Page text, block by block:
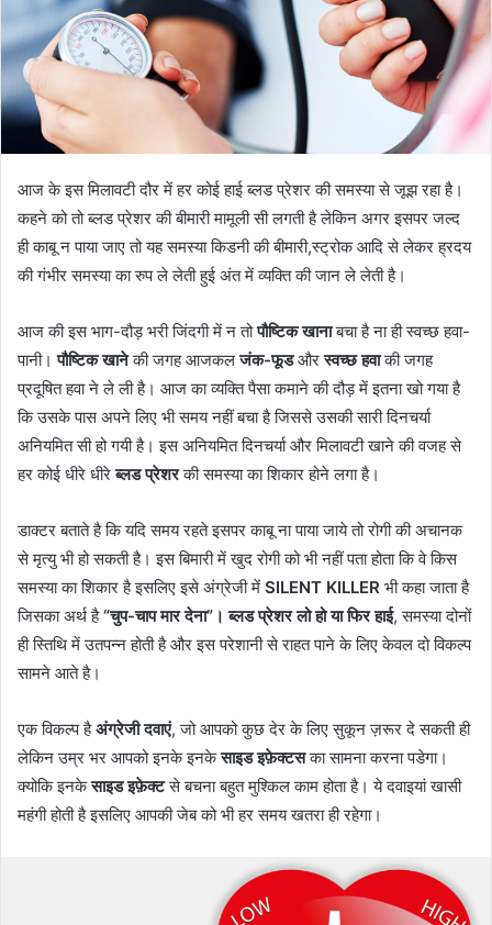
आज के इस मिलावटी दौर में हर कोई हाई ब्लड प्रेशर की समस्या से जूझ रहा है।
कहने को तो ब्लड प्रेशर की बीमारी मामूली सी लगती है लेकिन अगर इसपर जल्द
ही काबू न पाया जाए तो यह समस्या किडनी की बीमारी,स्ट्रोक आदि से लेकर ह्रदय
की गंभीर समस्या का रुप ले लेती हुई अंत में व्यक्ति की जान ले लेती है।
आज की इस भाग-दौड़ भरी जिंदगी में न तोपौष्टिक खानाबचा है ना ही स्वच्छ हवा-
पानी।पौष्टिक खानेकी जगह आजकलजंक-फूडऔरस्वच्छ हवाकी जगह
प्रदूषित हवा ने ले ली है। आज का व्यक्ति पैसा कमाने की दौड़ में इतना खो गया है
कि उसके पास अपने लिए भी समय नहीं बचा है जिससे उसकी सारी दिनचर्या
अनियमित सी हो गयी है। इस अनियमित दिनचर्या और मिलावटी खाने की वजह से
हर कोई धीरे धीरेब्लड प्रेशरकी समस्या का शिकार होने लगा है।
डाक्टर बताते है कि यदि समय रहते इसपर काबू ना पाया जाये तो रोगी की अचानक
से मृत्यु भी हो सकती है। इस बिमारी में खुद रोगी को भी नहीं पता होता कि वे किस
समस्या का शिकार है इसलिए इसे अंग्रेजी में SILENT KILLER भी कहा जाता है
जिसका अर्थ है“चुप-चाप मार देना”। ब्लड प्रेशर लो हो या फिर हाई, समस्या दोनों
ही स्तिथि में उतपन्न होती है और इस परेशानी से राहत पाने के लिए केवल दो विकल्प
सामने आते है।
एक विकल्प हैअंग्रेजी दवाएं, जो आपको कुछ देर के लिए सुकून ज़रूर दे सकती ही
लेकिन उम्र भर आपको इनके इनकेसाइड इफ़ेक्टसका सामना करना पडेगा।
क्योकि इनकेसाइड इफ़ेक्टसे बचना बहुत मुश्किल काम होता है। ये दवाइयां खासी
महंगी होती है इसलिए आपकी जेब को भी हर समय खतरा ही रहेगा।